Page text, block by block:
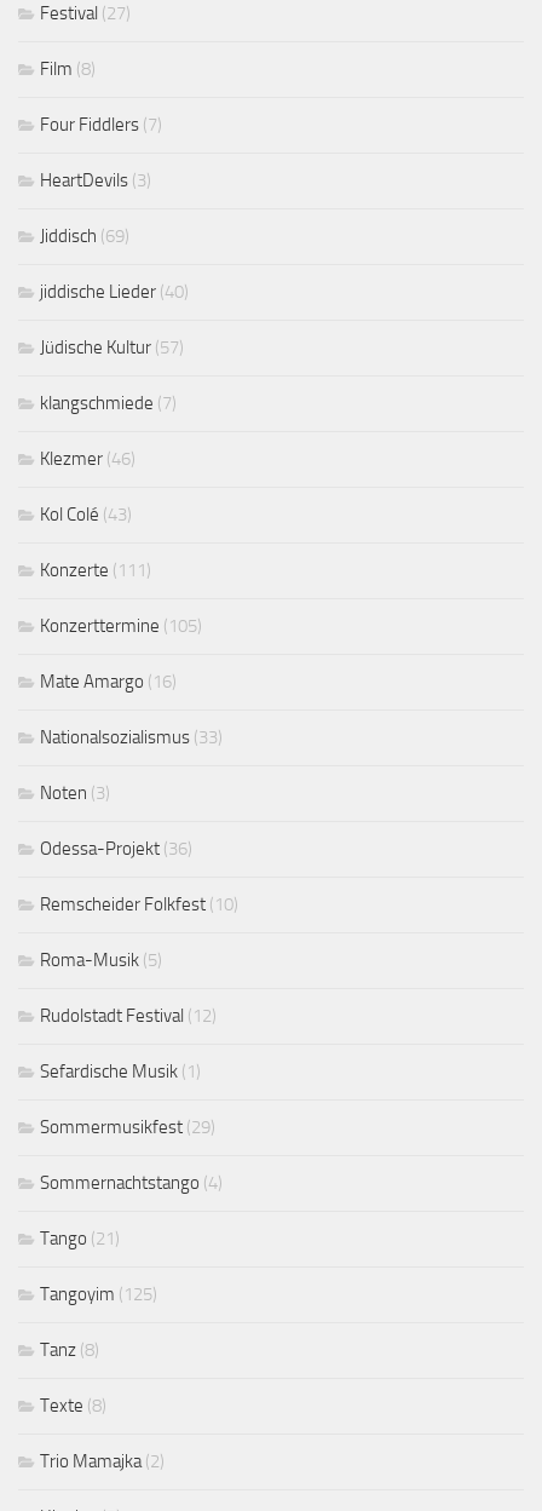
Festival (27)
Film (8)
Four Fiddlers (7)
HeartDevils (3)
Jiddisch (69)
jiddische Lieder (40)
Jüdische Kultur (57)
klangschmiede (7)
Klezmer (46)
Kol Colé (43)
Konzerte (111)
Konzerttermine (105)
Mate Amargo (16)
Nationalsozialismus (33)
Noten (3)
Odessa-Projekt (36)
Remscheider Folkfest (10)
Roma-Musik (5)
Rudolstadt Festival (12)
Sefardische Musik (1)
Sommermusikfest (29)
Sommernachtstango (4)
Tango (21)
Tangoyim (125)
Tanz (8)
Texte (8)
Trio Mamajka (2)